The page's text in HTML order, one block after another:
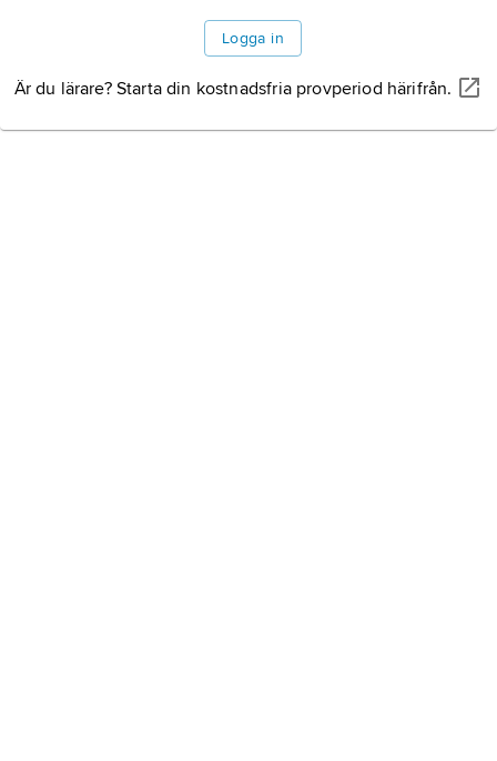
Logga in
Är du lärare? Starta din kostnadsfria provperiod härifrån.